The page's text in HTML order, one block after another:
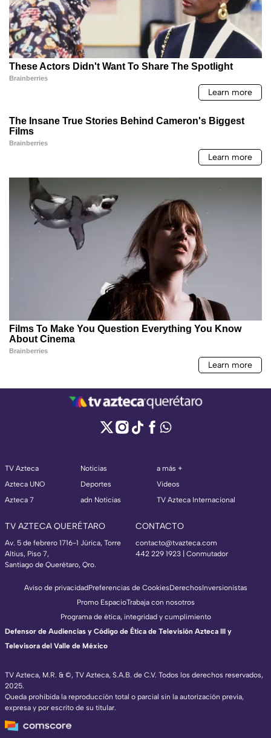
TV Azteca
Azteca UNO
Azteca 7
Noticias
Deportes
adn Noticias
a más +
Videos
TV Azteca Internacional
TV AZTECA QUERÉTARO
Av. 5 de febrero 1716-1 Júrica, Torre
Altius, Piso 7,
Santiago de Querétaro, Qro.
CONTACTO
contacto@tvazteca.com
442 229 1923 | Conmutador
TV Azteca, M.R. & ©, TV Azteca, S.A.B. de C.V. Todos los derechos reservados,
2025.
Queda prohibida la reproducción total o parcial sin la autorización previa,
expresa y por escrito de su titular.
Aviso de privacidadPreferencias de CookiesDerechosInversionistas
Promo EspacioTrabaja con nosotros
Programa de ética, integridad y cumplimiento
Defensor de Audiencias y Código de Ética de Televisión Azteca III y
Televisora del Valle de México